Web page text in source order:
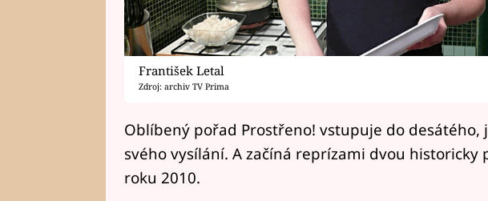
František Letal
Zdroj: archiv TV Prima
Oblíbený pořad Prostřeno! vstupuje do desátého,
svého vysílání. A začíná reprízami dvou historicky
roku 2010.